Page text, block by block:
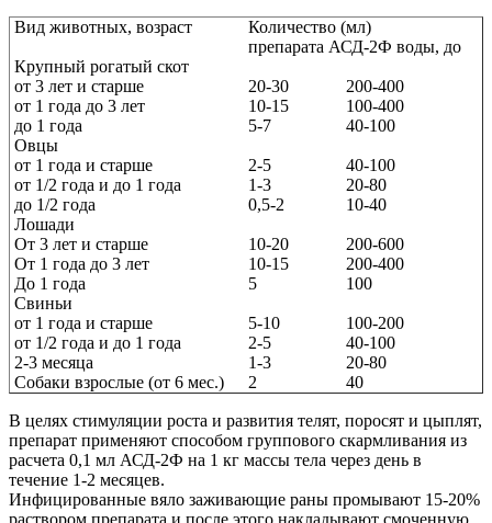
Вид животных, возраст
Количество (мл)
препарата АСД-2Ф воды, до
Крупный рогатый скот
от 3 лет и старше
20-30
200-400
от 1 года до 3 лет
10-15
100-400
до 1 года
5-7
40-100
Овцы
от 1 года и старше
2-5
40-100
от 1/2 года и до 1 года
1-3
20-80
до 1/2 года
0,5-2
10-40
Лошади
От 3 лет и старше
10-20
200-600
От 1 года до 3 лет
10-15
200-400
До 1 года
5
100
Свиньи
от 1 года и старше
5-10
100-200
от 1/2 года и до 1 года
2-5
40-100
2-3 месяца
1-3
20-80
Собаки взрослые (от 6 мес.)
2 40
В целях стимуляции роста и развития телят, поросят и цыплят,
препарат применяют способом группового скармливания из
расчета 0,1 мл АСД-2Ф на 1 кг массы тела через день в
течение 1-2 месяцев.
Инфицированные вяло заживающие раны промывают 15-20%